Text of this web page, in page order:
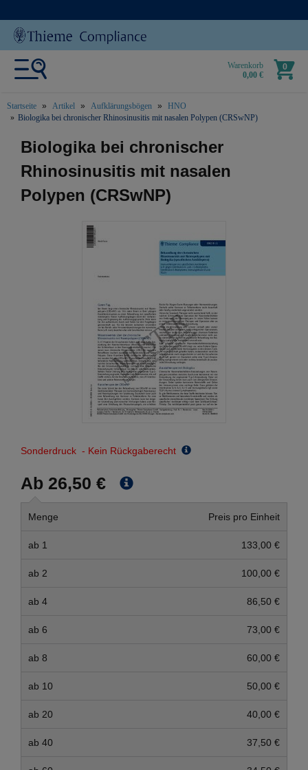
Warenkorb
0,00 €
0
Startseite Artikel Aufklärungsbögen
HNO
Biologika bei chronischer Rhinosinusitis mit nasalen Polypen (CRSwNP)
text.skipToContent
text.skipToNavigation
Biologika bei chronischer
Rhinosinusitis mit nasalen
Polypen (CRSwNP)
Sonderdruck - Kein Rückgaberecht
Ab 26,50 €
Menge Preis pro Einheit
ab 1 133,00 €
ab 2 100,00 €
ab 4 86,50 €
ab 6 73,00 €
ab 8 60,00 €
ab 10 50,00 €
ab 20 40,00 €
ab 40 37,50 €